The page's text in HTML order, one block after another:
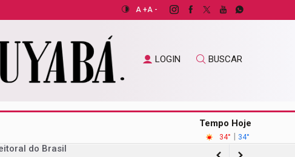
A +A -
LOGIN BUSCAR
Tempo Hoje
34° | 34°